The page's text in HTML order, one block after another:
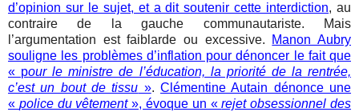
d’opinion sur le sujet, et a dit soutenir cette interdiction, au
contraire de la gauche communautariste. Mais
l’argumentation est faiblarde ou excessive. Manon Aubry
souligne les problèmes d’inflation pour dénoncer le fait que
« pour le ministre de l’éducation, la priorité de la rentrée,
c’est un bout de tissu ».Clémentine Autain dénonce une
« police du vêtement», évoque un «rejet obsessionnel des